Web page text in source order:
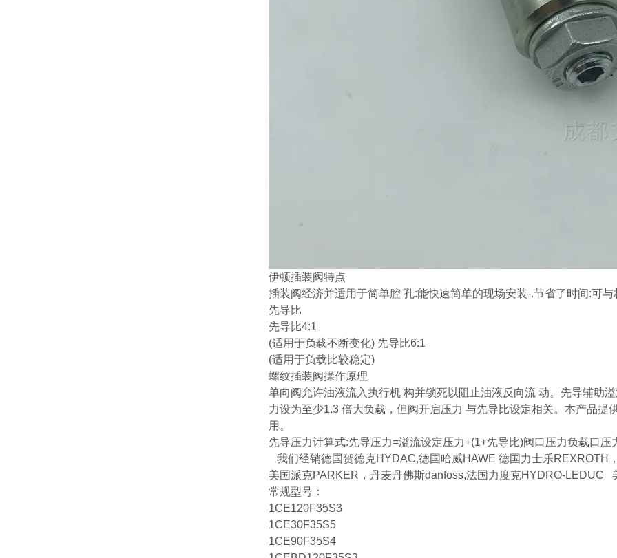
伊顿插装阀特点
插装阀经济并适用于简单腔 孔:能快速简单的现场安装-.节省了时间:可
先导比
先导比4:1
(适用于负载不断变化) 先导比6:1
(适用于负载比较稳定)
螺纹插装阀操作原理
单向阀允许油液流入执行机 构并锁死以阻止油液反向流 动。先导辅助
力设为至少1.3 倍大负载，但阀开启压力 与先导比设定相关。本产品提
用。
先导压力计算式:先导压力=溢流设定压力+(1+先导比)阀口压力负载口压
我们经销德国贺德克HYDAC,德国哈威HAWE 德国力士乐REXROTH
美国派克PARKER，丹麦丹佛斯danfoss,法国力度克HYDRO-LEDUC
常规型号：
1CE120F35S3
1CE30F35S5
1CE90F35S4